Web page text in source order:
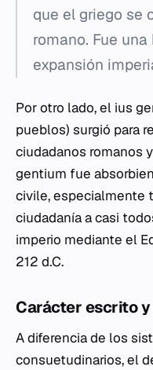
que el griego se
romano. Fue
expansión
Por otro lado, el ius
pueblos) surgió para
ciudadanos romanos
gentium fue
civile, especialmente
ciudadanía a casi
imperio mediante el
212 d.C.
Carácter escrito
A diferencia de los
consuetudinarios, el